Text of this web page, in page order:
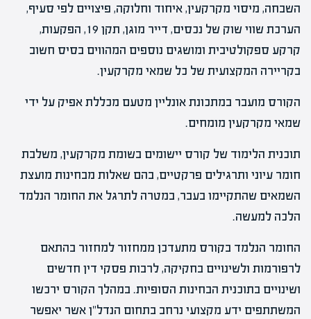
השבחה, מיסוי מקרקעין, איחוד וחלוקה, פיצויים לפי סעיף,
הערכת שווי שוק של נכסים, דייר מוגן, תקן 19, הפקעות,
קרקע ספקולטיבית ומושגים נוספים המהווים בסיס חשוב
בקריירה המקצועית של כל שמאי מקרקעין.
הקורס מועבר במתכונת אונליין מטעם מכללת אפיק על ידי
שמאי מקרקעין מומחים.
תוכנית הלימוד של קורס יישומים בשומת מקרקעין, משלבת
חומר עיוני ותרגילים פרקטיים, בהם שאלות מבחינות מועצת
השמאים שהתקיימו בעבר, במטרה לתרגל את החומר הנלמד
הלכה למעשה.
החומר הנלמד בקורס מתעדכן ממחזור למחזור בהתאם
לרפורמות ולשינויים בחקיקה, לרבות פסקי דין חדשים
ושינויים בתוכנית הבחינות הסופיות. במהלך הקורס ירכשו
המשתתפים ידע מקצועי נרחב בתחום הנדל"ן אשר יאפשר